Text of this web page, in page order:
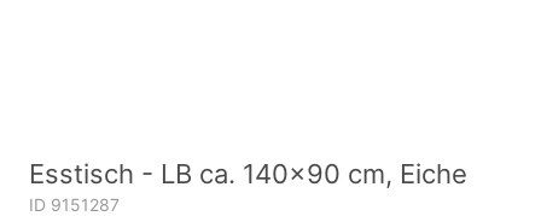
Esstisch - LB ca. 140x90 cm, Eiche
ID 9151287